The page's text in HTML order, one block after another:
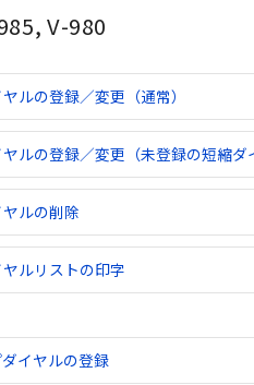
V-980
ルの登録／変更（通常）
ルの登録／変更（未登録の短縮ダ
ルの削除
ルリストの印字
イヤルの登録